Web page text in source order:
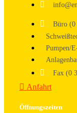
Büro (0
Pumpen/
Fax (0
Anfahrt
Öffnungszeiten